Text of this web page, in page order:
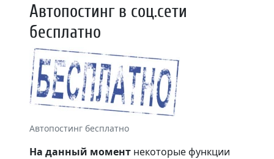
Автопостинг в соц.сети
бесплатно
Автопостинг бесплатно
На данный момент некоторые функции